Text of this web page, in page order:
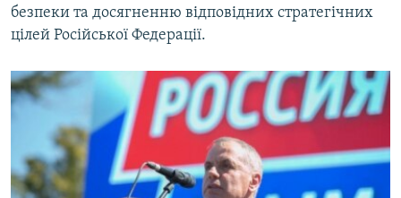
безпеки та досягненню відповідних стратегічних
цілей Російської Федерації.